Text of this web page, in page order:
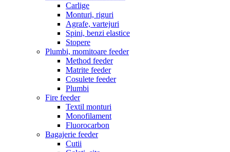
Carlige
Monturi, riguri
Agrafe, vartejuri
Spini, benzi elastice
Stopere
Plumbi, momitoare feeder
Method feeder
Matrite feeder
Cosulete feeder
Plumbi
Fire feeder
Textil monturi
Monofilament
Fluorocarbon
Bagajerie feeder
Cutii